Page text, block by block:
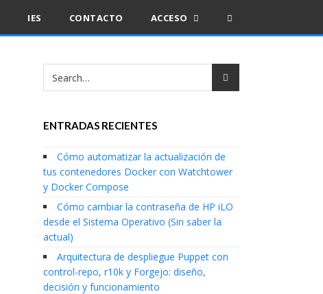
IES CONTACTO ACCESO
ENTRADAS RECIENTES
Cómo automatizar la actualización de
tus contenedores Docker con Watchtower
y Docker Compose
Cómo cambiar la contraseña de HP iLO
desde el Sistema Operativo (Sin saber la
actual)
Arquitectura de despliegue Puppet con
control-repo, r10k y Forgejo: diseño,
decisión y funcionamiento